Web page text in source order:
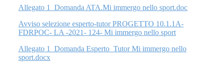
Allegato 1_Domanda ATA.Mi immergo nello sport.doc
Avviso selezione esperto-tutor PROGETTO 10.1.1A-
FDRPOC- LA -2021- 124- Mi immergo nello sport
Allegato 1_Domanda Esperto_Tutor Mi immergo nello
sport.docx